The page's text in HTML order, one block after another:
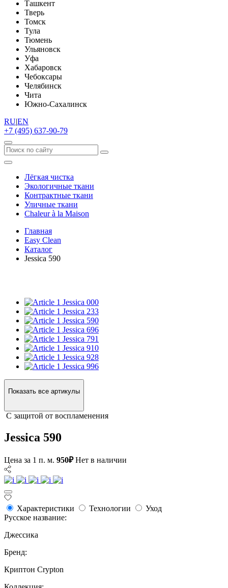
Ташкент
Тверь
Томск
Тула
Тюмень
Ульяновск
Уфа
Хабаровск
Чебоксары
Челябинск
Чита
Южно-Сахалинск
RU|EN
+7 (495) 637-90-79
Лёгкая чистка
Экологичные ткани
Контрактные ткани
Уличные ткани
Сhaleur à la Maison
Главная
Easy Clean
Каталог
Jessica 590
Jessica 000
Jessica 233
Jessica 590
Jessica 696
Jessica 791
Jessica 910
Jessica 928
Jessica 996
Показать все артикулы
С защитой от воспламенения
Jessica 590
Цена за 1 п. м. 950₽ Нет в наличии
Характеристики Технологии
Уход
Русское название:
Джессика
Бренд:
Криптон Crypton